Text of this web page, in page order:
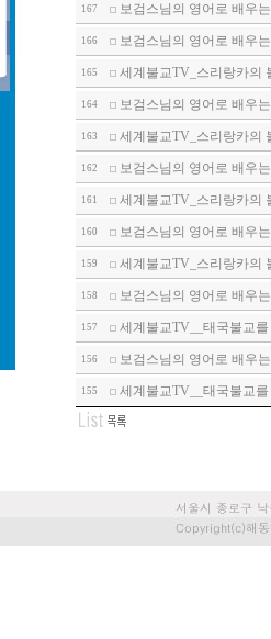
167 보검스님의 영어로 배우
166 보검스님의 영어로 배우
165 세계불교TV_스리랑카의
164 보검스님의 영어로 배우
163 세계불교TV_스리랑카의
162 보검스님의 영어로 배우
161 세계불교TV_스리랑카의
160 보검스님의 영어로 배우
159 세계불교TV_스리랑카의
158 보검스님의 영어로 배우
157 세계불교TV__태국불교
156 보검스님의 영어로 배우
155 세계불교TV__태국불교